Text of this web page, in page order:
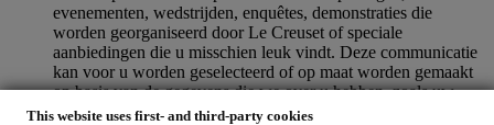
This website uses first- and third-party cookies
evenementen, wedstrijden, enquêtes, demonstraties die
worden georganiseerd door Le Creuset of speciale
aanbiedingen die u misschien leuk vindt. Deze communicatie
kan voor u worden geselecteerd of op maat worden gemaakt
op basis van de gegevens die we over u hebben, zoals uw
locatie of uw aankoopgeschiedenis of uw voorkeuren voor